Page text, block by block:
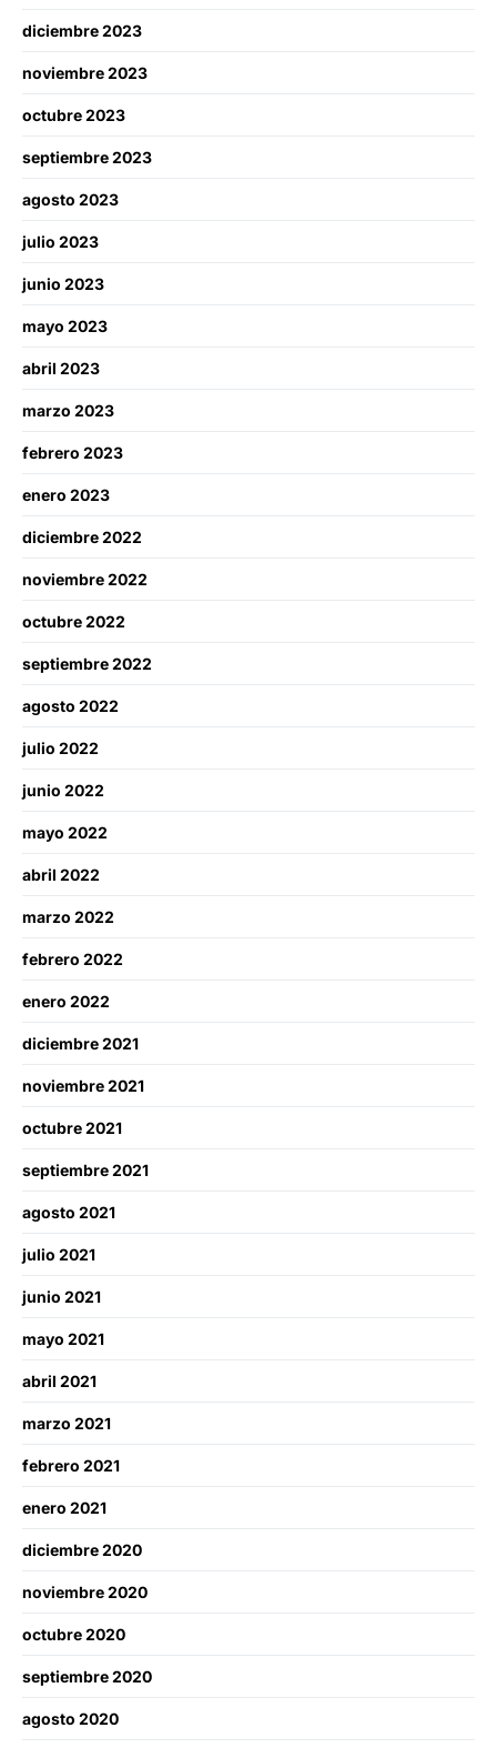
diciembre 2023
noviembre 2023
octubre 2023
septiembre 2023
agosto 2023
julio 2023
junio 2023
mayo 2023
abril 2023
marzo 2023
febrero 2023
enero 2023
diciembre 2022
noviembre 2022
octubre 2022
septiembre 2022
agosto 2022
julio 2022
junio 2022
mayo 2022
abril 2022
marzo 2022
febrero 2022
enero 2022
diciembre 2021
noviembre 2021
octubre 2021
septiembre 2021
agosto 2021
julio 2021
junio 2021
mayo 2021
abril 2021
marzo 2021
febrero 2021
enero 2021
diciembre 2020
noviembre 2020
octubre 2020
septiembre 2020
agosto 2020